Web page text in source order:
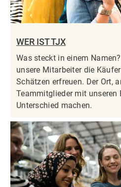
WER IST TJX
Was steckt in einem
unsere Mitarbeiter die
Schätzen erfreuen. Der Ort,
Teammitglieder mit unseren
Unterschied machen.